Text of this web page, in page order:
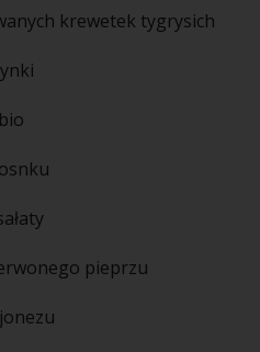
krewetek tygrysich
bio
pieprzu